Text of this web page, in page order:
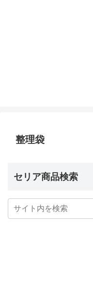
整理袋
セリア商品検索